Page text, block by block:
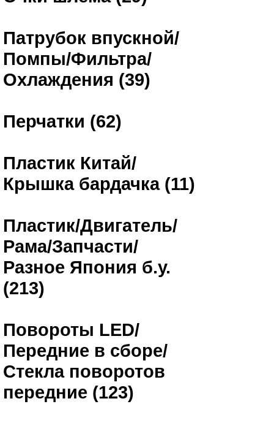
Патрубок впускной/
Помпы/Фильтра/
Охлаждения (39)
Перчатки (62)
Пластик Китай/
Крышка бардачка (11)
Пластик/Двигатель/
Рама/Запчасти/
Разное Япония б.у.
(213)
Повороты LED/
Передние в сборе/
Стекла поворотов
передние (123)